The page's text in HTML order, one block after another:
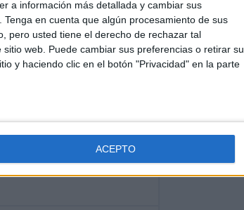
a información más detallada y cambiar sus
Tenga en cuenta que algún procesamiento de sus
pero usted tiene el derecho de rechazar tal
web. Puede cambiar sus preferencias o retirar su
y haciendo clic en el botón "Privacidad" en la parte
ACEPTO
37
RIVALES
8
VS Hercílio Luz